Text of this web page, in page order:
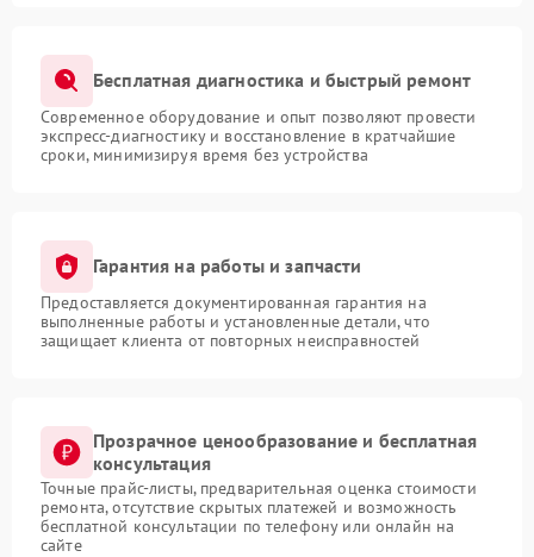
Бесплатная диагностика и быстрый ремонт
Современное оборудование и опыт позволяют провести
экспресс-диагностику и восстановление в кратчайшие
сроки, минимизируя время без устройства
Гарантия на работы и запчасти
Предоставляется документированная гарантия на
выполненные работы и установленные детали, что
защищает клиента от повторных неисправностей
Прозрачное ценообразование и бесплатная
консультация
Точные прайс-листы, предварительная оценка стоимости
ремонта, отсутствие скрытых платежей и возможность
бесплатной консультации по телефону или онлайн на
сайте